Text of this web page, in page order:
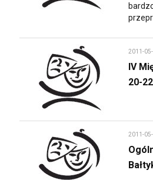
2011-
IV
20-
2011-